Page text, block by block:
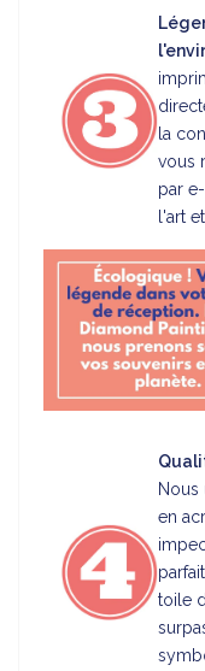
la
vous
par
l'art
Nous
en
toile